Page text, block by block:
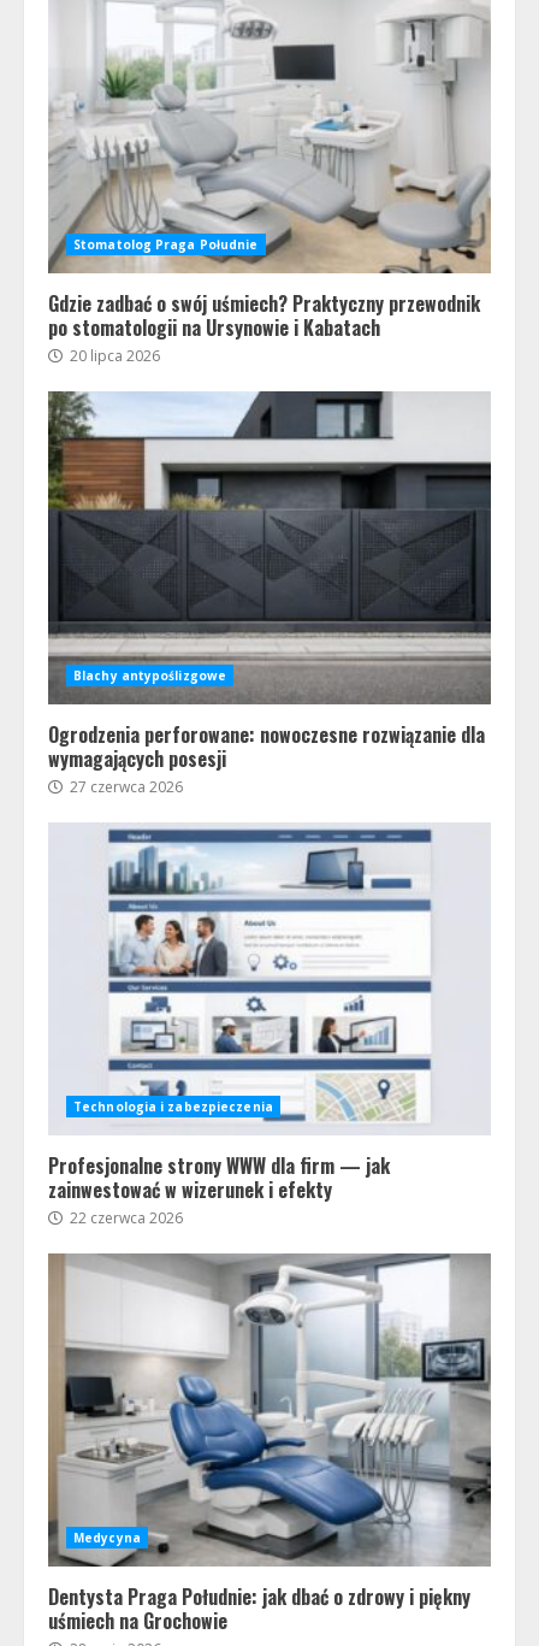
Stomatolog Praga Południe
Gdzie zadbać o swój uśmiech? Praktyczny przewodnik
po stomatologii na Ursynowie i Kabatach
20 lipca 2026
Blachy antypoślizgowe
Ogrodzenia perforowane: nowoczesne rozwiązanie dla
wymagających posesji
27 czerwca 2026
Technologia i zabezpieczenia
Profesjonalne strony WWW dla firm — jak
zainwestować w wizerunek i efekty
22 czerwca 2026
Medycyna
Dentysta Praga Południe: jak dbać o zdrowy i piękny
uśmiech na Grochowie